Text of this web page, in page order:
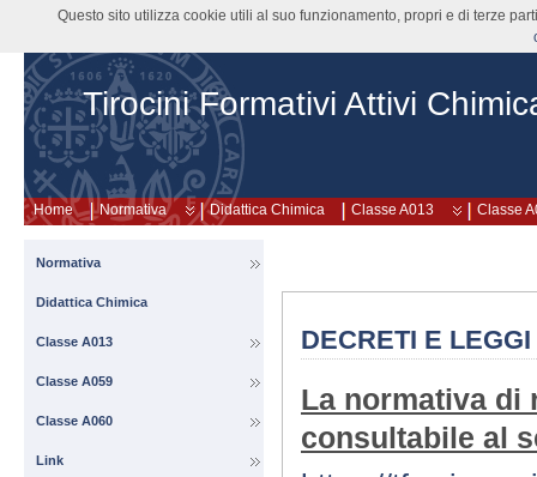
Tirocini Formativi Attivi
Home Normativa Didattica Chimica Classe A013 Classe
DECRETI E LEGGI
La normativa di
consultabile al
Normativa
Didattica Chimica
Classe A013
Classe A059
Classe A060
Link
Questo sito utilizza cookie utili al suo funzionamento, propri e di terze